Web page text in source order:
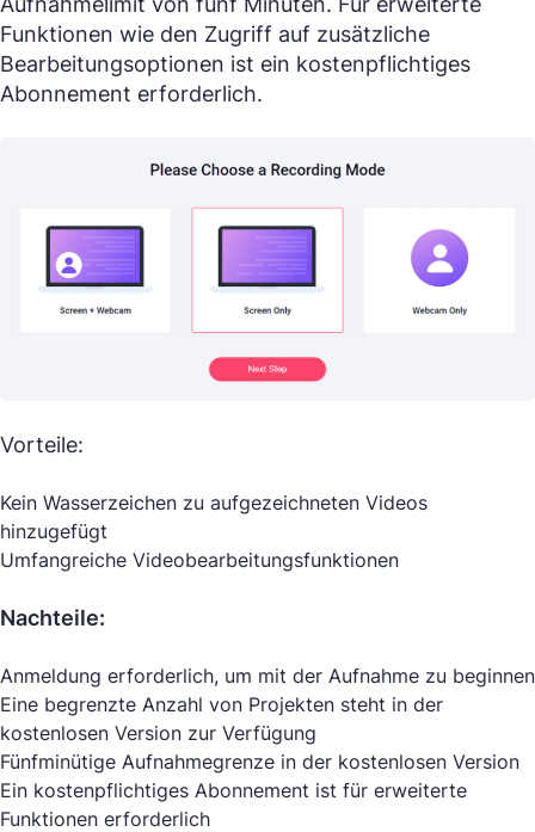
Funktionen wie den Zugriff auf zusätzliche
Bearbeitungsoptionen ist ein kostenpflichtiges
Abonnement erforderlich.
Vorteile:
Kein Wasserzeichen zu aufgezeichneten Videos
hinzugefügt
Umfangreiche Videobearbeitungsfunktionen
Nachteile:
Anmeldung erforderlich, um mit der Aufnahme zu beginnen
Eine begrenzte Anzahl von Projekten steht in der
kostenlosen Version zur Verfügung
Fünfminütige Aufnahmegrenze in der kostenlosen Version
Ein kostenpflichtiges Abonnement ist für erweiterte
Funktionen erforderlich